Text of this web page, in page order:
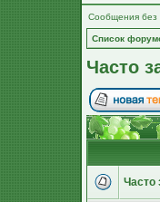
Сообщения без
Список
Часто
Часто